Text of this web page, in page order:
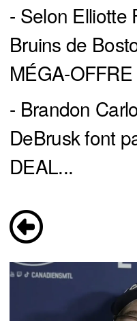
- Selon Elliotte
Bruins de
MÉGA-
- Brandon
DeBrusk font
DEAL...